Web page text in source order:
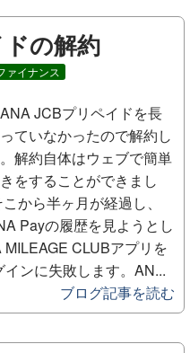
の解約
ァイナンス
JCBプリペイドを長
ていなかったので解約し
解約自体はウェブで簡単
をすることができまし
から半ヶ月が経過し、
Payの履歴を見ようとし
MILEAGE CLUBアプリを
ンに失敗します。AN...
ブログ記事を読む